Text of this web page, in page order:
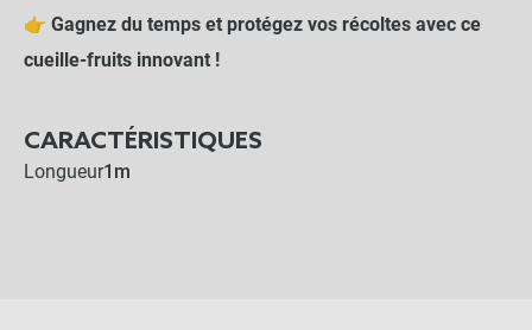
👉 Gagnez du temps et protégez vos récoltes avec ce
cueille-fruits innovant !
CARACTÉRISTIQUES
Longueur1m